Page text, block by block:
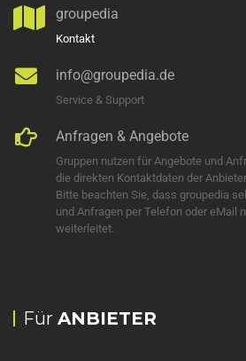
groupedia
Kontakt
info@groupedia.de
Service & Support
Anfragen & Angebote
Gruppen nutzen für Angebote und
die direkten Kontaktdaten der
Bitte beachten Sie, dass groupedia
und Anfragen per Telefon oder eMail
weiterleitet.
Für ANBIETER